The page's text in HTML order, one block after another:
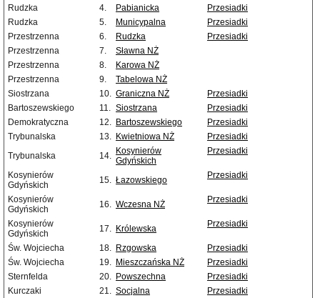
Rudzka
4. Pabianicka
Przesiadki
Rudzka
5. Municypalna
Przesiadki
Przestrzenna
6. Rudzka
Przesiadki
Przestrzenna
7.
Sławna NŻ
Przestrzenna
8.
Karowa NŻ
Przestrzenna
9.
Tabelowa NŻ
Siostrzana
10. Graniczna NŻ
Przesiadki
Bartoszewskiego
11. Siostrzana
Przesiadki
Demokratyczna
12. Bartoszewskiego
Przesiadki
Trybunalska
13. Kwietniowa NŻ
Przesiadki
Trybunalska
14. Kosynierów
Gdyńskich
Przesiadki
Kosynierów
Gdyńskich
15. Łazowskiego Przesiadki
Kosynierów
Gdyńskich
16. Wczesna NŻ Przesiadki
Kosynierów
Gdyńskich
17. Królewska Przesiadki
Św. Wojciecha 18. Rzgowska
Przesiadki
Św. Wojciecha
19. Mieszczańska NŻ
Przesiadki
Sternfelda
20. Powszechna
Przesiadki
Kurczaki
21. Socjalna
Przesiadki